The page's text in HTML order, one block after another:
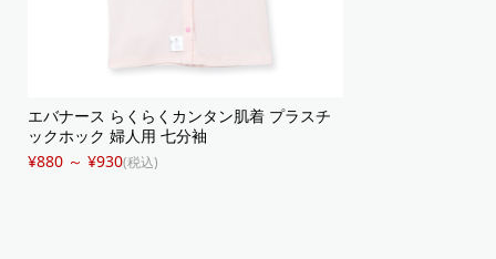
エバナース らくらくカンタン肌着 プラスチ
ックホック 婦人用 七分袖
¥880 ～ ¥930(税込)